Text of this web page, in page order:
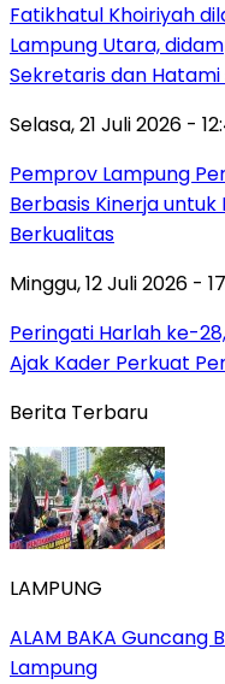
Fatikhatul Khoiriyah
Lampung Utara,
Sekretaris dan
Selasa, 21 Juli 2026 -
Pemprov Lampung
Berbasis Kinerja
Berkualitas
Minggu, 12 Juli 2026 -
Peringati Harlah ke-
Ajak Kader Perkuat
Berita Terbaru
LAMPUNG
ALAM BAKA Guncang
Lampung